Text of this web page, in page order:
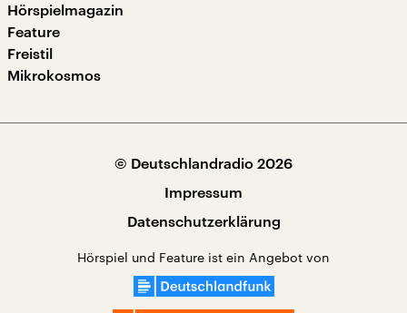
Hörspielmagazin
Feature
Freistil
Mikrokosmos
© Deutschlandradio 2026
Impressum
Datenschutzerklärung
Hörspiel und Feature ist ein Angebot von